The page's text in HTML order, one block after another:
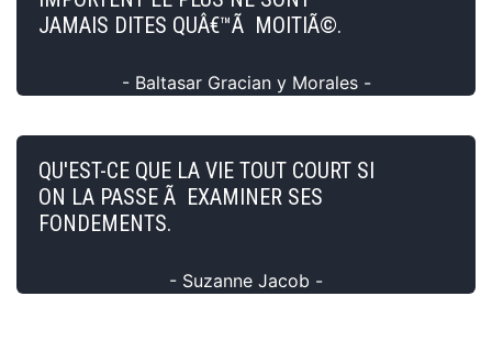
JAMAIS DITES QUÂ€™Ã MOITIÃ©.
- Baltasar Gracian y Morales -
QU'EST-CE QUE LA VIE TOUT COURT SI
ON LA PASSE Ã EXAMINER SES
FONDEMENTS.
- Suzanne Jacob -